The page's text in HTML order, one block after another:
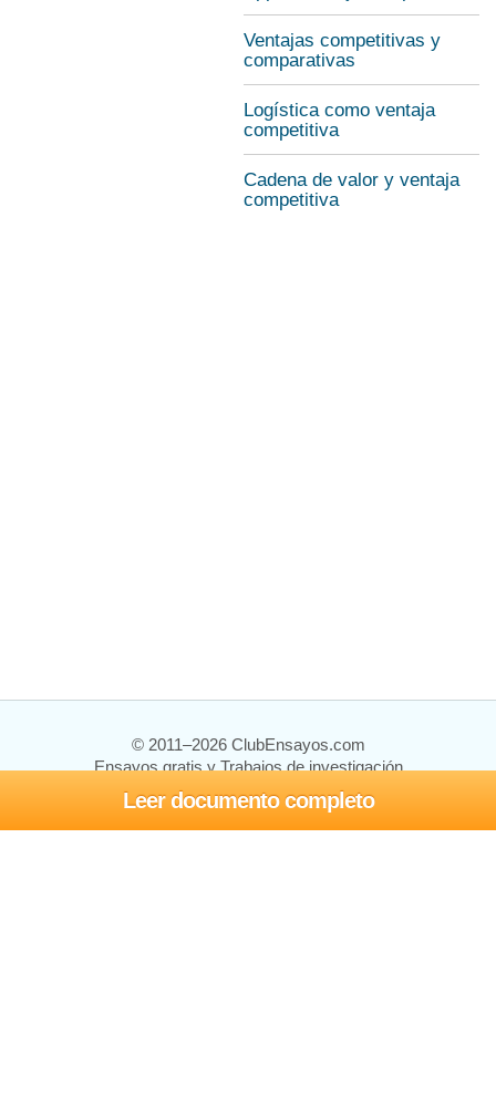
Leer documento completo
Ventajas competitivas y
comparativas
Logística como ventaja
competitiva
Cadena de valor y ventaja
competitiva
© 2011–2026 ClubEnsayos.com
Ensayos gratis y Trabajos de investigación